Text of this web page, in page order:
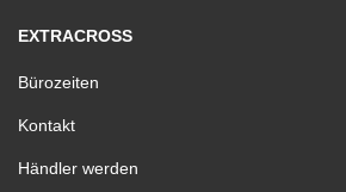
EXTRACROSS
Bürozeiten
Kontakt
Händler werden